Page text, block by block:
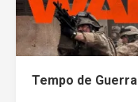
Tempo de Guerra